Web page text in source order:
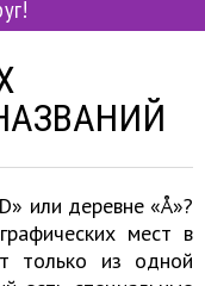
или деревне «Å»?
мест в
только из одной